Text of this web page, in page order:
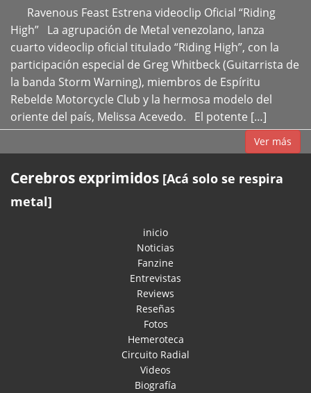
Ravenous Feast Estrena videoclip Oficial “Riding
High” La agrupación de Metal venezolano, lanza
cuarto videoclip oficial titulado “Riding High”, con la
participación especial de Greg Whitbeck (Guitarrista de
la banda Storm Warning), miembros de Espíritu
Rebelde Motorcycle Club y la hermosa modelo del
oriente del país, Melissa Acevedo. El potente […]
Ver más
Cerebros exprimidos [Acá solo se respira
metal]
inicio
Noticias
Fanzine
Entrevistas
Reviews
Reseñas
Fotos
Hemeroteca
Circuito Radial
Videos
Biografía